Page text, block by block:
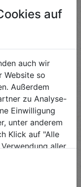
ANSEHEN
auf
auch wir
Website so
Außerdem
zu Analyse-
Einwilligung
unter anderem
Klick auf "Alle
aller
findest du alle
du kannst
erlauben